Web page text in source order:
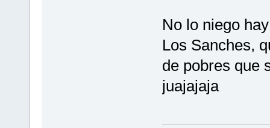
No lo niego
Los Sanches,
de pobres que
juajajaja